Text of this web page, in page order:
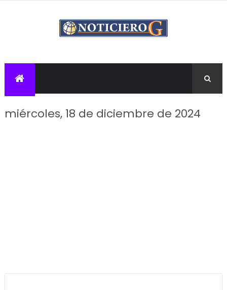
miércoles, 18 de diciembre de 2024